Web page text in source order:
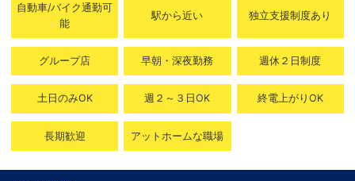
自動車/バイク通勤可
能
駅から近い 独立支援制度あり
グループ店 早朝・深夜勤務 週休２日制度
土日のみOK 週２～３日OK 終電上がりOK
長期歓迎 アットホームな職場